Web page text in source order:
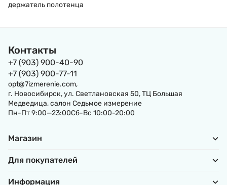
держатель полотенца
Контакты
+7 (903) 900-40-90
+7 (903) 900-77-11
opt@7izmerenie.com,
г. Новосибирск, ул. Светлановская 50, ТЦ Большая
Медведица, салон Седьмое измерение
Пн-Пт 9:00—23:00Сб-Вс 10:00-20:00
Магазин
Для покупателей
Информация